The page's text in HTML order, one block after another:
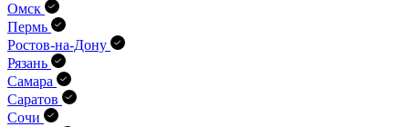
Омск
Пермь
Ростов-на-Дону
Рязань
Самара
Саратов
Сочи